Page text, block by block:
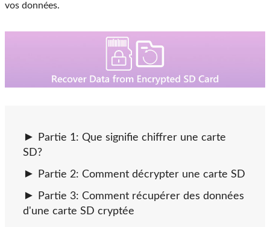
vos données.
Partie 1: Que signifie chiffrer une carte
SD?
Partie 2: Comment décrypter une carte SD
Partie 3: Comment récupérer des données
d'une carte SD cryptée